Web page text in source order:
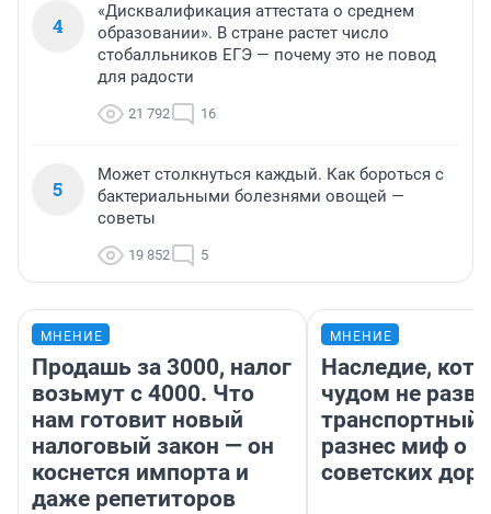
4
«Дисквалификация аттестата о среднем
образовании». В стране растет число
стобалльников ЕГЭ — почему это не повод
для радости
21 792 16
5
Может столкнуться каждый. Как бороться с
бактериальными болезнями овощей —
советы
19 852 5
МНЕНИЕ
Продашь за 3000, налог
возьмут с 4000. Что
нам готовит новый
налоговый закон — он
коснется импорта и
даже репетиторов
МНЕНИЕ
Наследие,
чудом не
транспортный
разнес миф о
советских